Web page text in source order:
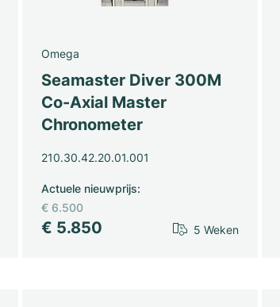
Omega
Seamaster Diver 300M
Co-Axial Master
Chronometer
210.30.42.20.01.001
€ 5.850
Actuele nieuwprijs:
€ 6.500
5 Weken